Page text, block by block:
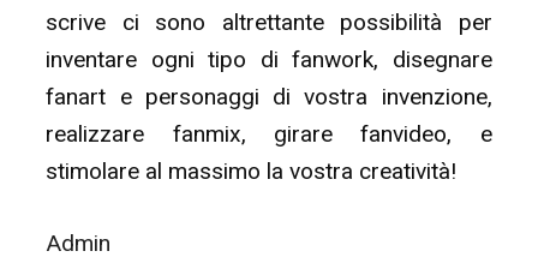
scrive ci sono altrettante possibilità per
inventare ogni tipo di fanwork, disegnare
fanart e personaggi di vostra invenzione,
realizzare fanmix, girare fanvideo, e
stimolare al massimo la vostra creatività!
Admin